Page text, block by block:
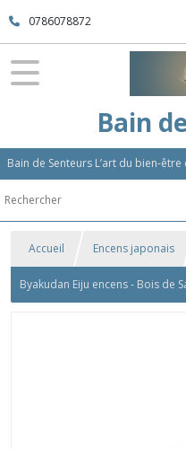
0786078872
Bain
Accueil Encens japonais
Byakudan Eiju encens - Bois de